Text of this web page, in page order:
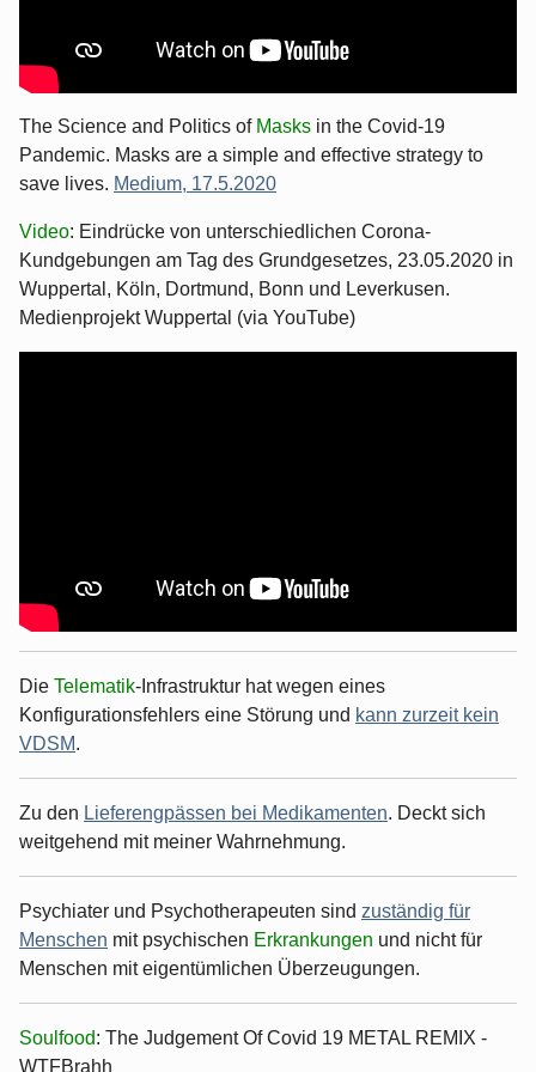
The Science and Politics of Masks in the Covid-19
Pandemic. Masks are a simple and effective strategy to
save lives. Medium, 17.5.2020
Video: Eindrücke von unterschiedlichen Corona-
Kundgebungen am Tag des Grundgesetzes, 23.05.2020 in
Wuppertal, Köln, Dortmund, Bonn und Leverkusen.
Medienprojekt Wuppertal (via YouTube)
Die Telematik-Infrastruktur hat wegen eines
Konfigurationsfehlers eine Störung und kann zurzeit kein
VDSM.
Zu den Lieferengpässen bei Medikamenten. Deckt sich
weitgehend mit meiner Wahrnehmung.
Psychiater und Psychotherapeuten sind zuständig für
Menschen mit psychischen Erkrankungen und nicht für
Menschen mit eigentümlichen Überzeugungen.
Soulfood: The Judgement Of Covid 19 METAL REMIX -
WTFBrahh